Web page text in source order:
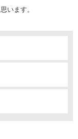
います。